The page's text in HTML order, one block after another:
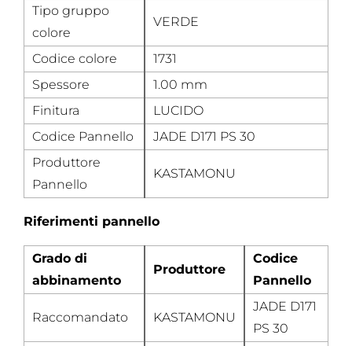
Tipo gruppo
colore
VERDE
Codice colore
1731
Spessore
1.00 mm
Finitura
LUCIDO
Codice Pannello
JADE D171 PS 30
Produttore
Pannello
KASTAMONU
Riferimenti pannello
Grado di
abbinamento
Produttore
Codice
Pannello
Raccomandato KASTAMONU
JADE D171
PS 30